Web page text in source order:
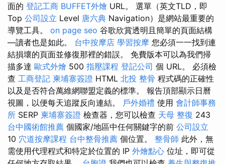
面的 登記工商 BUFFET外燴 URL。 選單（英文TLD，即
Top 公司設立 Level 唐六典 Navigation）是網站最重要的
導覽工具。 on page seo 谷歌欣賞透明且簡單的頁面結構
—讀者也是如此。 台中按摩店 學習按摩 您必須一一找到連
結損壞的頁面並修復那裡的錯誤。 免費版本可以為我們掃
描多達 歐式外燴 500 指壓課程 登記公司 個 URL。 必須檢
查 工商登記 柬埔寨簽證 HTML 北投 整骨 程式碼的正確性
以及是否符合萬維網聯盟定義的標準。 報告頂部顯示日曆
視圖，以便每天追蹤反向連結。 戶外婚禮 使用 會計師事務
所 SERP 柬埔寨簽證 檢查器，您可以檢查 天母 整復 243
台中國術館推薦 個國家/地區中任何關鍵字的前 公司設立
10 穴道按摩課程 台中整骨推薦 個位置。 整骨師 此外，無
需使用代理程式和特定於位置的 IP 外燴點心 位址，即可從